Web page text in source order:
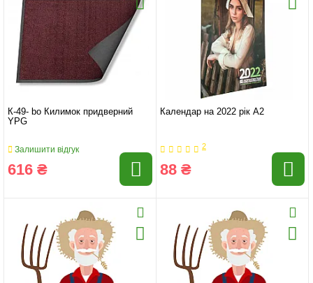
К-49- bo Килимок придверний
YPG
Залишити відгук
616 ₴
Календар на 2022 рік А2
2
88 ₴